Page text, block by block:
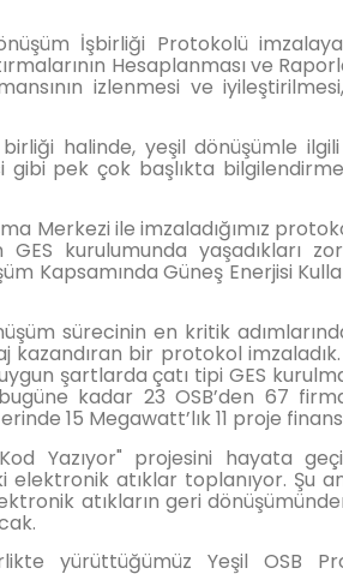
İşbirliği Protokolü
Hesaplanması ve
izlenmesi ve
halinde, yeşil dönüşümle
pek çok başlıkta
Merkezi ile imzaladığımız
kurulumunda yaşadıkları
Kapsamında Güneş Enerjisi
sürecinin en kritik
kazandıran bir protokol imzaladık.
şartlarda çatı tipi GES
kadar 23 OSB’den 67
15 Megawatt’lık 11 proje
Yazıyor" projesini hayata
elektronik atıklar toplanıyor.
atıkların geri
yürüttüğümüz Yeşil OSB